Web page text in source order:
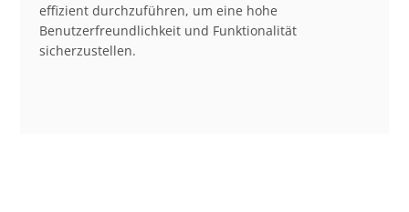
effizient durchzuführen, um eine hohe
Benutzerfreundlichkeit und Funktionalität
sicherzustellen.